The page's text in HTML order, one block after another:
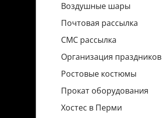
Воздушные шары
Почтовая рассылка
СМС рассылка
Организация праздников
Ростовые костюмы
Прокат оборудования
Хостес в Перми